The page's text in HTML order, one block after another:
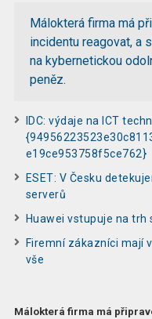
Málokterá firma má
incidentu reagovat, a
na kybernetickou
peněz.
IDC: výdaje na ICT
e19ce953758f5ce762}
ESET: V Česku
serverů
Huawei vstupuje na
Firemní zákazníci mají
vše
Málokterá firma má